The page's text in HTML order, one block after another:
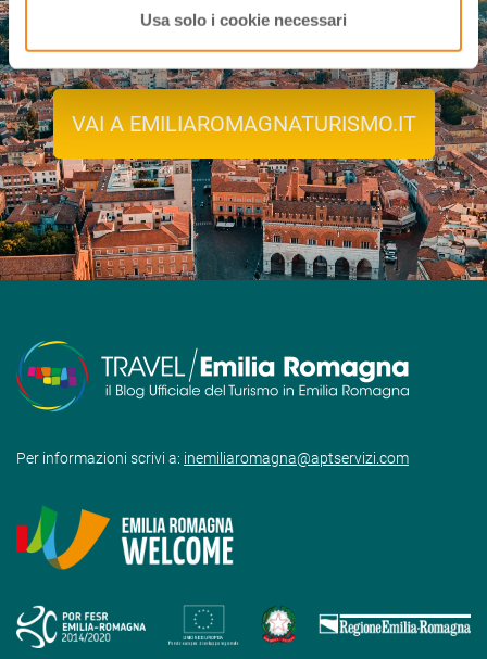
Usa solo i cookie necessari
Romagna!
VAI A EMILIAROMAGNATURISMO.IT
Per informazioni scrivi a: inemiliaromagna@aptservizi.com